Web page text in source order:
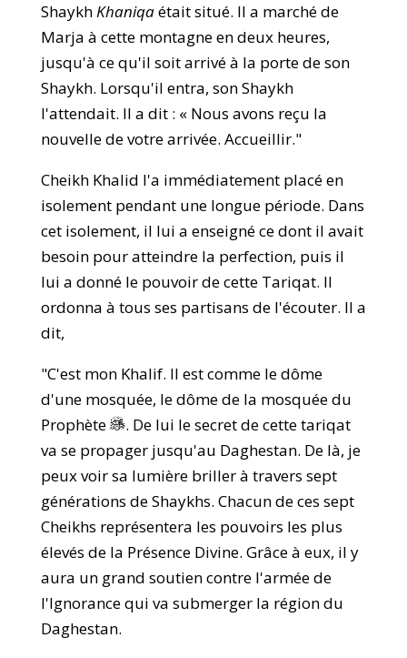
ShaykhKhaniqaétait situé. Il a marché de
Marja à cette montagne en deux heures,
jusqu'à ce qu'il soit arrivé à la porte de son
Shaykh. Lorsqu'il entra, son Shaykh
l'attendait. Il a dit : « Nous avons reçu la
nouvelle de votre arrivée. Accueillir."
Cheikh Khalid l'a immédiatement placé en
isolement pendant une longue période. Dans
cet isolement, il lui a enseigné ce dont il avait
besoin pour atteindre la perfection, puis il
lui a donné le pouvoir de cette Tariqat. Il
ordonna à tous ses partisans de l'écouter. Il a
dit,
"C'est mon Khalif. Il est comme le dôme
d'une mosquée, le dôme de la mosquée du
Prophète
. De lui le secret de cette tariqat
va se propager jusqu'au Daghestan. De là, je
peux voir sa lumière briller à travers sept
générations de Shaykhs. Chacun de ces sept
Cheikhs représentera les pouvoirs les plus
élevés de la Présence Divine. Grâce à eux, il y
aura un grand soutien contre l'armée de
l'Ignorance qui va submerger la région du
Daghestan.